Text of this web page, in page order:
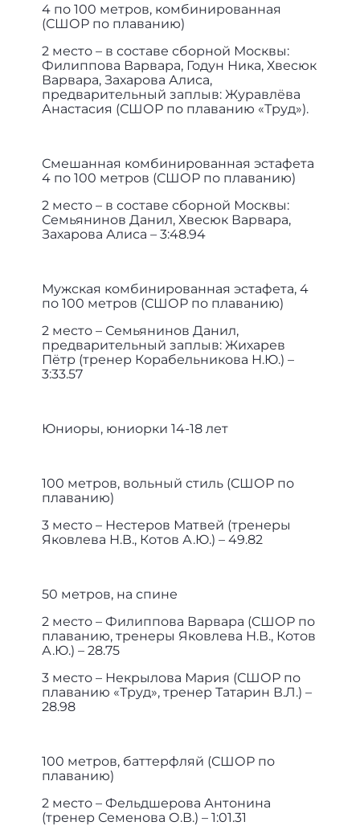
4 по 100 метров, комбинированная
(СШОР по плаванию)
2 место – в составе сборной Москвы:
Филиппова Варвара, Годун Ника, Хвесюк
Варвара, Захарова Алиса,
предварительный заплыв: Журавлёва
Анастасия (СШОР по плаванию «Труд»).
Смешанная комбинированная эстафета
4 по 100 метров (СШОР по плаванию)
2 место – в составе сборной Москвы:
Семьянинов Данил, Хвесюк Варвара,
Захарова Алиса – 3:48.94
Мужская комбинированная эстафета, 4
по 100 метров (СШОР по плаванию)
2 место – Семьянинов Данил,
предварительный заплыв: Жихарев
Пётр (тренер Корабельникова Н.Ю.) –
3:33.57
Юниоры, юниорки 14-18 лет
100 метров, вольный стиль (СШОР по
плаванию)
3 место – Нестеров Матвей (тренеры
Яковлева Н.В., Котов А.Ю.) – 49.82
50 метров, на спине
2 место – Филиппова Варвара (СШОР по
плаванию, тренеры Яковлева Н.В., Котов
А.Ю.) – 28.75
3 место – Некрылова Мария (СШОР по
плаванию «Труд», тренер Татарин В.Л.) –
28.98
100 метров, баттерфляй (СШОР по
плаванию)
2 место – Фельдшерова Антонина
(тренер Семенова О.В.) – 1:01.31